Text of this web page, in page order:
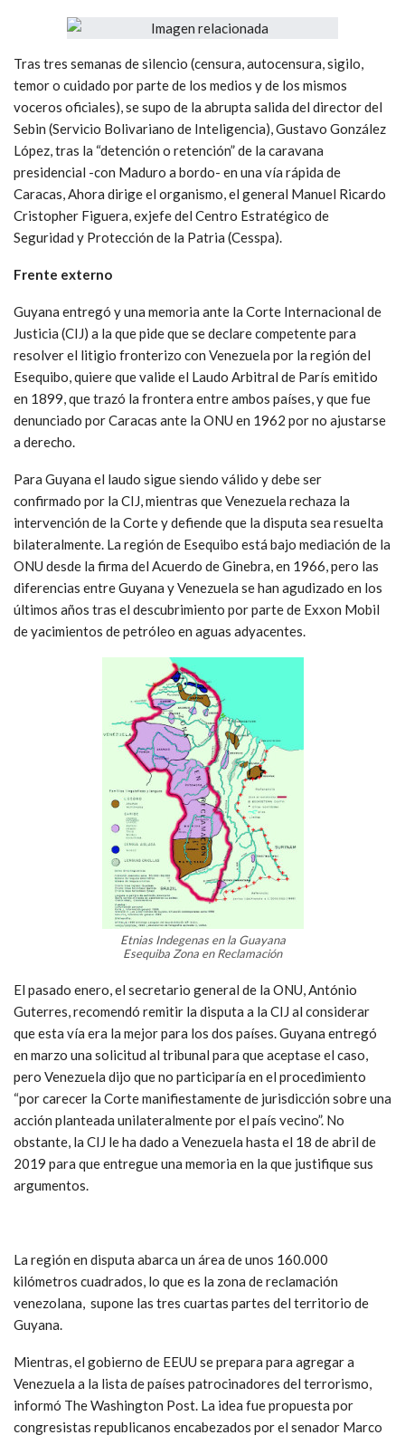
Tras tres semanas de silencio (censura, autocensura, sigilo,
temor o cuidado por parte de los medios y de los mismos
voceros oficiales), se supo de la abrupta salida del director del
Sebin (Servicio Bolivariano de Inteligencia), Gustavo González
López, tras la “detención o retención” de la caravana
presidencial -con Maduro a bordo- en una vía rápida de
Caracas, Ahora dirige el organismo, el general Manuel Ricardo
Cristopher Figuera, exjefe del Centro Estratégico de
Seguridad y Protección de la Patria (Cesspa).
Frente externo
Guyana entregó y una memoria ante la Corte Internacional de
Justicia (CIJ) a la que pide que se declare competente para
resolver el litigio fronterizo con Venezuela por la región del
Esequibo, quiere que valide el Laudo Arbitral de París emitido
en 1899, que trazó la frontera entre ambos países, y que fue
denunciado por Caracas ante la ONU en 1962 por no ajustarse
a derecho.
Para Guyana el laudo sigue siendo válido y debe ser
confirmado por la CIJ, mientras que Venezuela rechaza la
intervención de la Corte y defiende que la disputa sea resuelta
bilateralmente. La región de Esequibo está bajo mediación de la
ONU desde la firma del Acuerdo de Ginebra, en 1966, pero las
diferencias entre Guyana y Venezuela se han agudizado en los
últimos años tras el descubrimiento por parte de Exxon Mobil
de yacimientos de petróleo en aguas adyacentes.
Etnias Indegenas en la Guayana
Esequiba Zona en Reclamación
El pasado enero, el secretario general de la ONU, António
Guterres, recomendó remitir la disputa a la CIJ al considerar
que esta vía era la mejor para los dos países. Guyana entregó
en marzo una solicitud al tribunal para que aceptase el caso,
pero Venezuela dijo que no participaría en el procedimiento
“por carecer la Corte manifiestamente de jurisdicción sobre una
acción planteada unilateralmente por el país vecino”. No
obstante, la CIJ le ha dado a Venezuela hasta el 18 de abril de
2019 para que entregue una memoria en la que justifique sus
argumentos.
La región en disputa abarca un área de unos 160.000
kilómetros cuadrados, lo que es la zona de reclamación
venezolana, supone las tres cuartas partes del territorio de
Guyana.
Mientras, el gobierno de EEUU se prepara para agregar a
Venezuela a la lista de países patrocinadores del terrorismo,
informó The Washington Post. La idea fue propuesta por
congresistas republicanos encabezados por el senador Marco